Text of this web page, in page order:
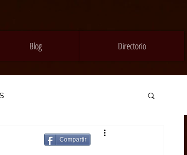
Blog Directorio
Compartir